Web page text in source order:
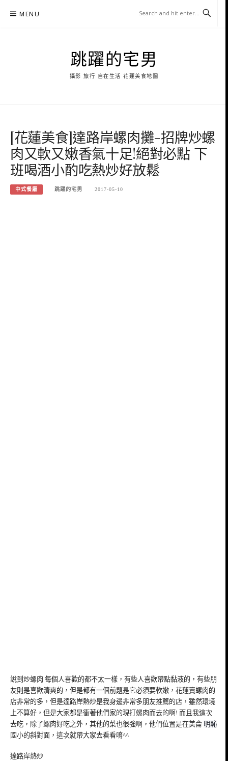
MENU
跳躍的宅男
攝影 旅行 自在生活 花蓮美食地圖
[花蓮美食]達路岸螺肉攤-招牌炒螺
肉又軟又嫩香氣十足!絕對必點 下
班喝酒小酌吃熱炒好放鬆
中式餐廳 跳躍的宅男 2017-05-10
說到炒螺肉 每個人喜歡的都不太一樣，有些人喜歡帶點黏液的，有些朋
友則是喜歡清爽的，但是都有一個前題是它必須要軟嫩，花蓮賣螺肉的
店非常的多，但是達路岸熱炒是我身邊非常多朋友推薦的店，雖然環境
上不算好，但是大家都是衝著他們家的現打螺肉而去的啊! 而且我這次
去吃，除了螺肉好吃之外，其他的菜也很強啊，他們位置是在美侖 明恥
國小的斜對面，這次就帶大家去看看唷^^
達路岸熱炒